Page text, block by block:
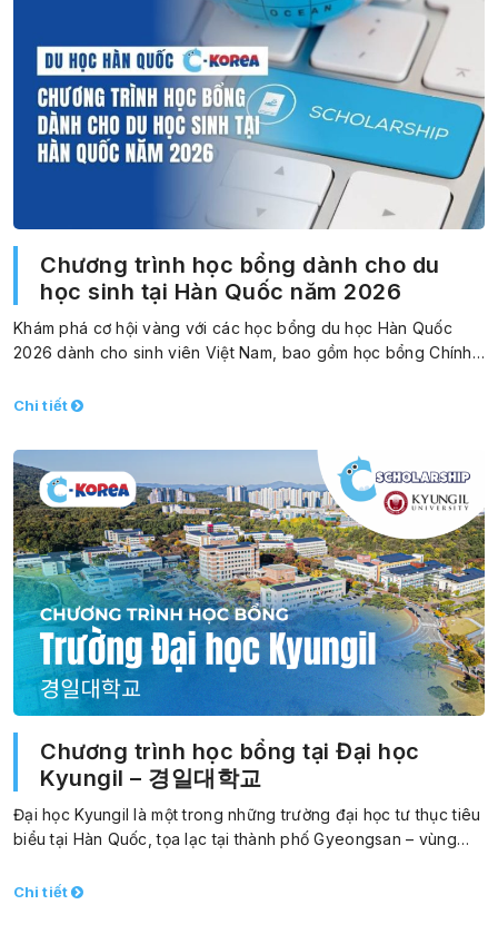
Chương trình học bổng dành cho du
học sinh tại Hàn Quốc năm 2026
Khám phá cơ hội vàng với các học bổng du học Hàn Quốc
2026 dành cho sinh viên Việt Nam, bao gồm học bổng Chính…
Chi tiết
Chương trình học bổng tại Đại học
Kyungil – 경일대학교
Đại học Kyungil là một trong những trường đại học tư thục tiêu
biểu tại Hàn Quốc, tọa lạc tại thành phố Gyeongsan – vùng…
Chi tiết